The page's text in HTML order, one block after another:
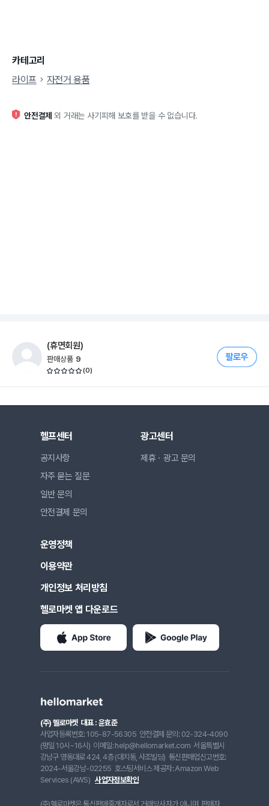
카테고리
라이프
자전거 용품
안전결제 외 거래는 사기피해 보호를 받을 수 없습니다.
(휴면회원)
판매상품 9
(0)
헬프센터
공지사항
자주 묻는 질문
일반 문의
안전결제 문의
광고센터
제휴ㆍ광고 문의
운영정책
이용약관
개인정보 처리방침
헬로마켓 앱 다운로드
(주) 헬로마켓 대표 : 윤효준
사업자등록번호: 105-87-56305 안전결제 문의: 02-324-4090
(평일 10시~16시) 이메일: help@hellomarket.com 서울특별시
강남구 영동대로 424, 4층 (대치동, 사조빌딩) 통신판매업신고번호:
2024-서울강남-02255 호스팅서비스 제공자: Amazon Web
Services (AWS) 사업자정보확인
(주)헬로마켓은 통신판매중개자로서 거래당사자가 아니며, 판매자